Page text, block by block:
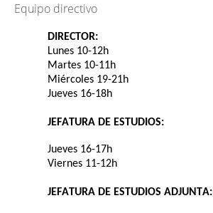
Equipo directivo
DIRECTOR:
Lunes 10-12h
Martes 10-11h
Miércoles 19-21h
Jueves 16-18h
JEFATURA DE ESTUDIOS:
Jueves 16-17h
Viernes 11-12h
JEFATURA DE ESTUDIOS ADJUNTA: